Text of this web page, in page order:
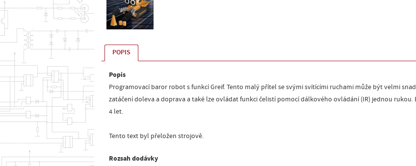
POPIS
Popis
Programovací baror robot s funkcí Greif. Tento malý přítel se svými svítícími ruchami může být velmi
zatáčení doleva a doprava a také lze ovládat funkci čelistí pomocí dálkového ovládání (IR) jednou rukou.
4 let.
Tento text byl přeložen strojově.
Rozsah dodávky